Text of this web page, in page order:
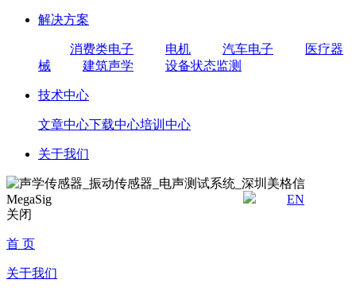
解决方案
消费类电子 电机 汽车电子
医疗器
械
建筑声学 设备状态监测
技术中心
文章中心下载中心培训中心
关于我们
EN
关闭
首 页
关于我们